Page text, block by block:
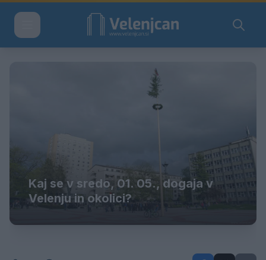
Kaj se v sredo, 01. 05., dogaja v
Velenju in okolici?